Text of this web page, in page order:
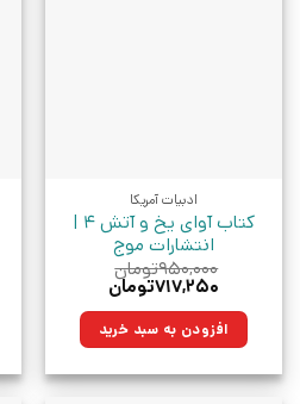
ادبیات آمریکا
کتاب آوای یخ و آتش 4 |
انتشارات موج
۹۵۰,۰۰۰تومان
قیمت
۹۵۰,۰۰۰تومان
بود.
۷۱۷,۲۵۰تومان
۷۱۷,۲۵۰تومان.افزودن به سبد خرید